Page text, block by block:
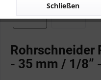
Rohrschneider
- 35 mm / 1/8”
Schließen